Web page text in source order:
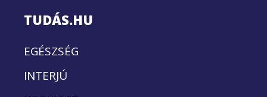
TUDÁS.HU
EGÉSZSÉG
INTERJÚ